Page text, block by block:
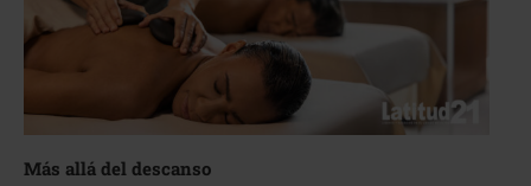
Más allá del descanso